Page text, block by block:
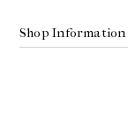
Shop Information